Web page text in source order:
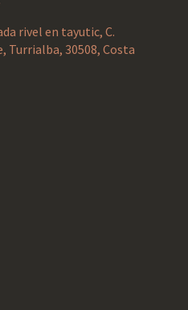
rivel en tayutic, C.
Turrialba, 30508, Costa